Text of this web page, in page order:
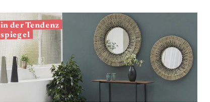
in der Tendenz
spiegel